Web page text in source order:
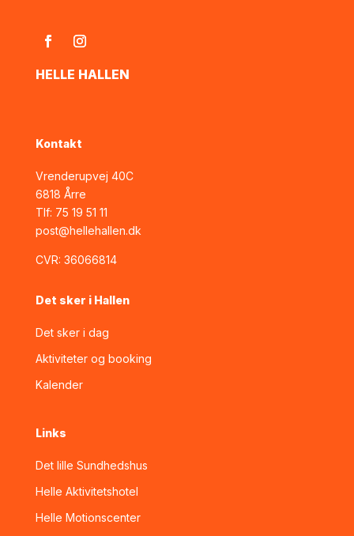
HELLE HALLEN
Kontakt
Vrenderupvej 40C
6818 Årre
Tlf: 75 19 51 11
post@hellehallen.dk
CVR: 36066814
Det sker i Hallen
Det sker i dag
Aktiviteter og booking
Kalender
Links
Det lille Sundhedshus
Helle Aktivitetshotel
Helle Motionscenter